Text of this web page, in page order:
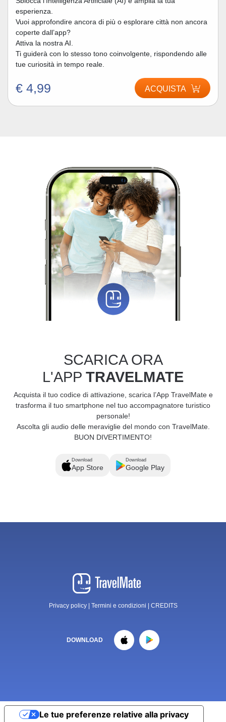
esperienza.
Vuoi approfondire ancora di più o esplorare città non ancora
coperte dall’app?
Attiva la nostra AI.
Ti guiderà con lo stesso tono coinvolgente, rispondendo alle
tue curiosità in tempo reale.
€ 4,99 ACQUISTA
SCARICA ORA
L'APP TRAVELMATE
Acquista il tuo codice di attivazione, scarica l’App TravelMate e
trasforma il tuo smartphone nel tuo accompagnatore turistico
personale!
Ascolta gli audio delle meraviglie del mondo con TravelMate.
BUON DIVERTIMENTO!
Download
App Store
Download
Google Play
Privacy policy| Termini e condizioni CREDITS
DOWNLOAD
Le tue preferenze relative alla privacy